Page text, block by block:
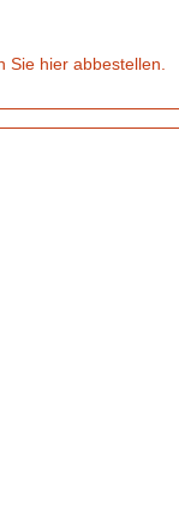
Sie hier abbestellen.